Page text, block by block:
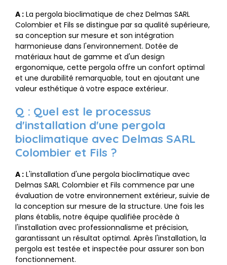
A : La pergola bioclimatique de chez Delmas SARL
Colombier et Fils se distingue par sa qualité supérieure,
sa conception sur mesure et son intégration
harmonieuse dans l'environnement. Dotée de
matériaux haut de gamme et d'un design
ergonomique, cette pergola offre un confort optimal
et une durabilité remarquable, tout en ajoutant une
valeur esthétique à votre espace extérieur.
Q : Quel est le processus
d'installation d'une pergola
bioclimatique avec Delmas SARL
Colombier et Fils ?
A : L'installation d'une pergola bioclimatique avec
Delmas SARL Colombier et Fils commence par une
évaluation de votre environnement extérieur, suivie de
la conception sur mesure de la structure. Une fois les
plans établis, notre équipe qualifiée procède à
l'installation avec professionnalisme et précision,
garantissant un résultat optimal. Après l'installation, la
pergola est testée et inspectée pour assurer son bon
fonctionnement.